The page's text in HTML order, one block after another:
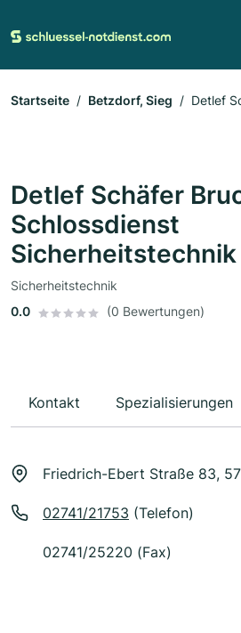
Startseite Betzdorf, Sieg
Detlef
Detlef Schäfer
Schlossdienst
Sicherheitstechnik
Sicherheitstechnik
0.0
(0 Bewertungen)
Kontakt Spezialisierungen
Friedrich-Ebert Straße 83,
02741/21753 (Telefon)
02741/25220 (Fax)